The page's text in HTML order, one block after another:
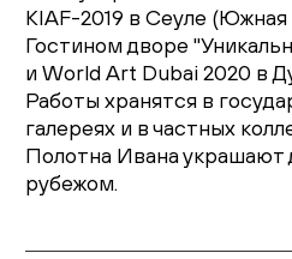
KIAF-2019 в Сеуле
Гостином дворе
и World Art Dubai 2020 в
Работы хранятся в
галереях и в частных
Полотна Ивана украшают
рубежом.